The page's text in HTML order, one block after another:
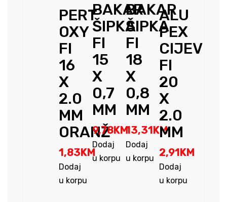
PERT
OXY
FI
16
X
2.0
MM
ORANŽ
1,83KM
Dodaj
u korpu
BAKAR
ŠIPKA
FI
15
X
0,7
MM
9,78KM
Dodaj
u korpu
BAKAR
ŠIPKA
FI
18
X
0,8
MM
13,31KM
Dodaj
u korpu
ALU
PEX
CIJEV
FI
20
X
2.0
MM
2,91KM
Dodaj
u korpu